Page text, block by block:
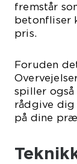
fremstår
betonfliser
pris.
Foruden
spiller
rådgive
på dine